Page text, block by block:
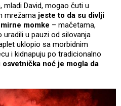
mladi David, mogao čuti u
mrežama jeste to da su divlji
momke – mačetama,
u pauzi od silovanja
uklopio sa morbidnim
i kidnapuju po tradicionalno
osvetnička noć je mogla da